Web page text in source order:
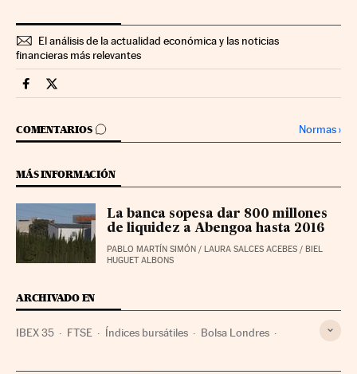
El análisis de la actualidad económica y las noticias
financieras más relevantes
Mercados Financieros Cinco Días en Facebook
Mercados Financieros Cinco Días en Twitter
COMENTARIOS
IR A LOS COMENTARIOS Normas›
MÁS INFORMACIÓN
La banca sopesa dar 800 millones
de liquidez a Abengoa hasta 2016
PABLO MARTÍN SIMÓN / LAURA SALCES ACEBES / BIEL
HUGUET ALBONS
ARCHIVADO EN
IBEX 35 FTSE Índices bursátiles Bolsa Londres